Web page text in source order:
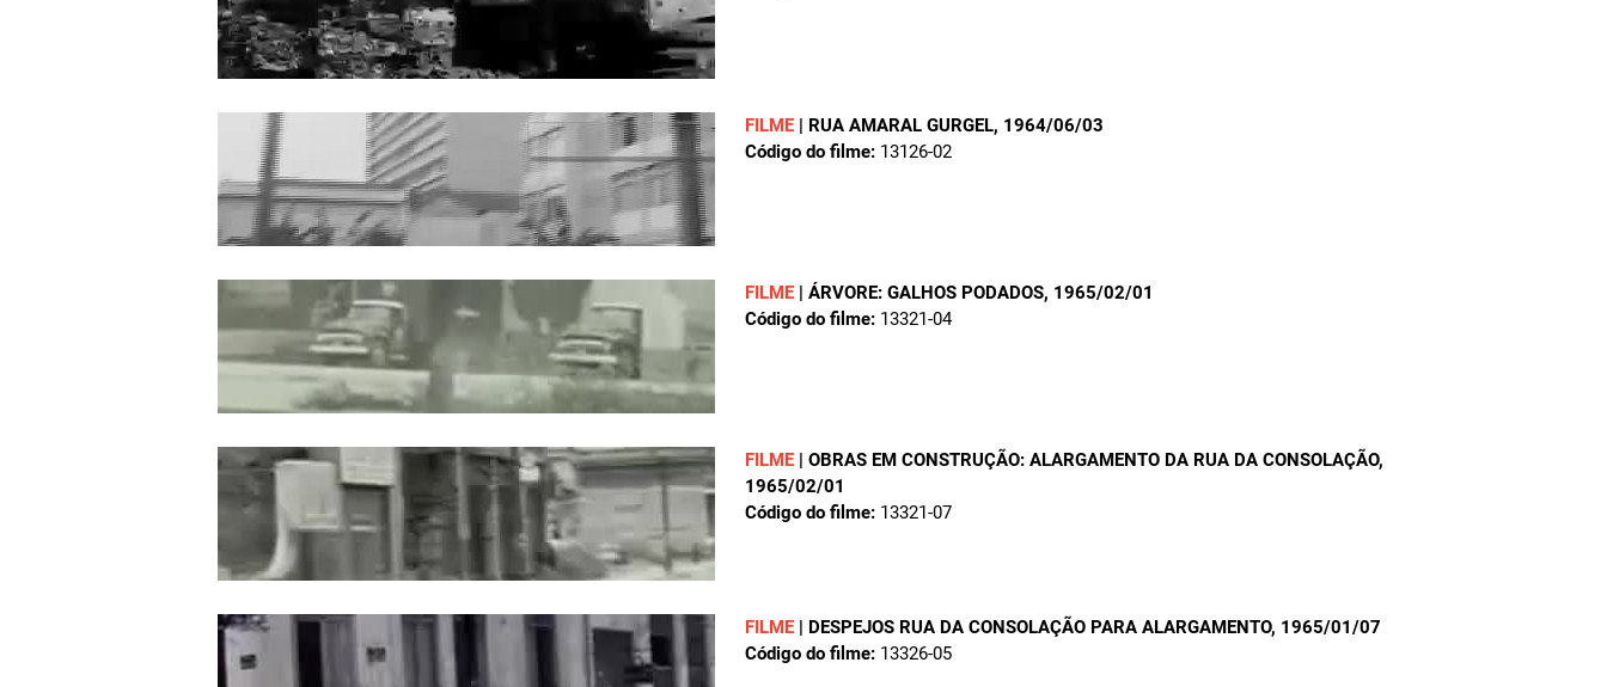
FILME | RUA AMARAL GURGEL, 1964/06/03
Código do filme: 13126-02
FILME | ÁRVORE: GALHOS PODADOS, 1965/02/01
Código do filme: 13321-04
FILME | OBRAS EM CONSTRUÇÃO: ALARGAMENTO DA RUA DA CONSOLAÇÃO,
1965/02/01
Código do filme: 13321-07
FILME | DESPEJOS RUA DA CONSOLAÇÃO PARA ALARGAMENTO, 1965/01/07
Código do filme: 13326-05